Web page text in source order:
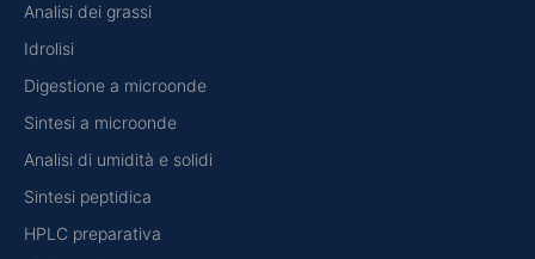
Analisi dei grassi
Idrolisi
Digestione a microonde
Sintesi a microonde
Analisi di umidità e solidi
Sintesi peptidica
HPLC preparativa